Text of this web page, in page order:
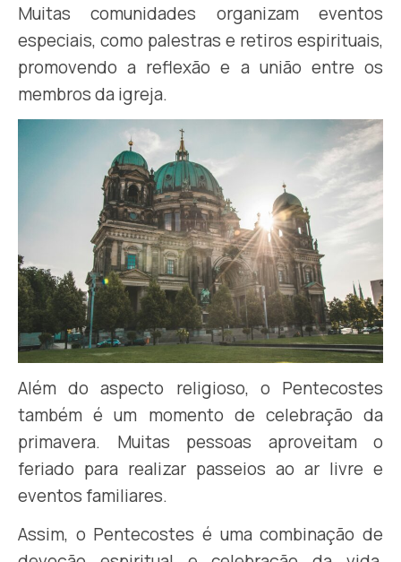
Muitas comunidades organizam eventos
especiais, como palestras e retiros espirituais,
promovendo a reflexão e a união entre os
membros da igreja.
Além do aspecto religioso, o Pentecostes
também é um momento de celebração da
primavera. Muitas pessoas aproveitam o
feriado para realizar passeios ao ar livre e
eventos familiares.
Assim, o Pentecostes é uma combinação de